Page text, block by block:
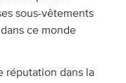
sous-vêtements
ce monde
réputation dans la